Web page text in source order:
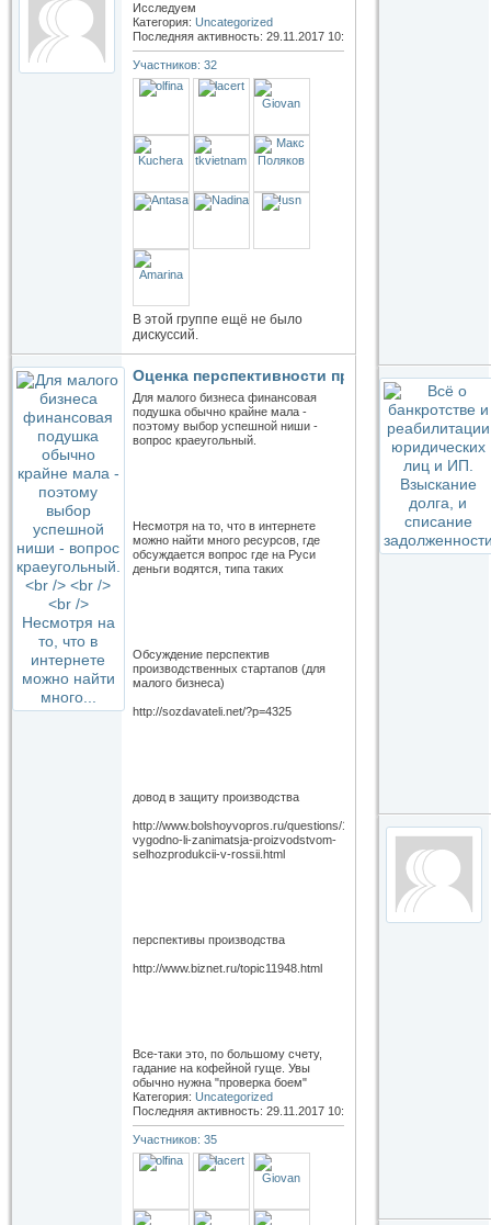
Исследуем
Категория: Uncategorized
Последняя активность: 29.11.2017 10:19
Участников: 32
В этой группе ещё не было
дискуссий.
Оценка перспективности производственных
Для малого бизнеса финансовая
подушка обычно крайне мала -
поэтому выбор успешной ниши -
вопрос краеугольный.
Несмотря на то, что в интернете
можно найти много ресурсов, где
обсуждается вопрос где на Руси
деньги водятся, типа таких
Обсуждение перспектив
производственных стартапов (для
малого бизнеса)
http://sozdavateli.net/?p=4325
довод в защиту производства
http://www.bolshoyvopros.ru/questions/1297745-
vygodno-li-zanimatsja-proizvodstvom-
selhozprodukcii-v-rossii.html
перспективы производства
http://www.biznet.ru/topic11948.html
Все-таки это, по большому счету,
гадание на кофейной гуще. Увы
обычно нужна "проверка боем"
Категория: Uncategorized
Последняя активность: 29.11.2017 10:19
Участников: 35